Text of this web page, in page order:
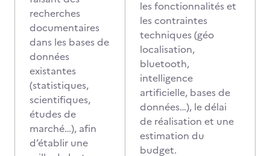
recherches
documentaires
dans les bases de
données
existantes
(statistiques,
scientifiques,
études de
marché…), afin
d’établir une
les fonctionnalités et
les contraintes
techniques (géo
localisation,
bluetooth,
intelligence
artificielle, bases de
données…), le délai
de réalisation et une
estimation du
budget.